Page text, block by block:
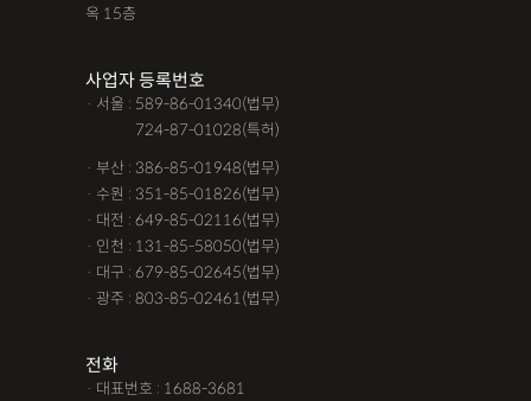
옥 15층
사업자 등록번호
· 서울 : 589-86-01340(법무)
724-87-01028(특허)
· 부산 : 386-85-01948(법무)
· 수원 : 351-85-01826(법무)
· 대전 : 649-85-02116(법무)
· 인천 : 131-85-58050(법무)
· 대구 : 679-85-02645(법무)
· 광주 : 803-85-02461(법무)
전화
· 대표번호 : 1688-3681